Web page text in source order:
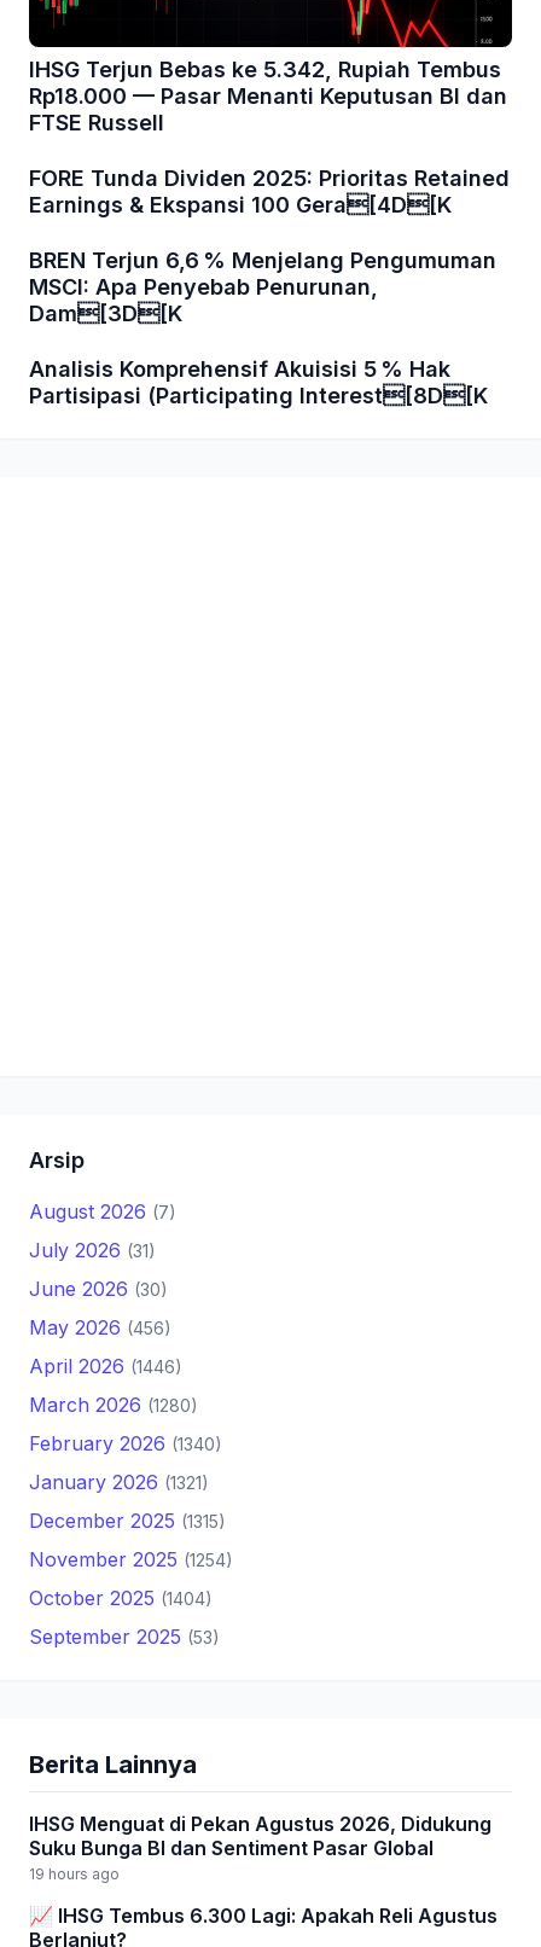
IHSG Terjun Bebas ke 5.342, Rupiah Tembus
Rp18.000 — Pasar Menanti Keputusan BI dan
FTSE Russell
FORE Tunda Dividen 2025: Prioritas Retained
Earnings & Ekspansi 100 Gera[4D[K
BREN Terjun 6,6 % Menjelang Pengumuman
MSCI: Apa Penyebab Penurunan,
Dam[3D[K
Analisis Komprehensif Akuisisi 5 % Hak
Partisipasi (Participating Interest[8D[K
Arsip
August 2026 (7)
July 2026 (31)
June 2026 (30)
May 2026 (456)
April 2026 (1446)
March 2026 (1280)
February 2026 (1340)
January 2026 (1321)
December 2025 (1315)
November 2025 (1254)
October 2025 (1404)
September 2025 (53)
Berita Lainnya
IHSG Menguat di Pekan Agustus 2026, Didukung
Suku Bunga BI dan Sentiment Pasar Global
19 hours ago
📈 IHSG Tembus 6.300 Lagi: Apakah Reli Agustus
Berlanjut?